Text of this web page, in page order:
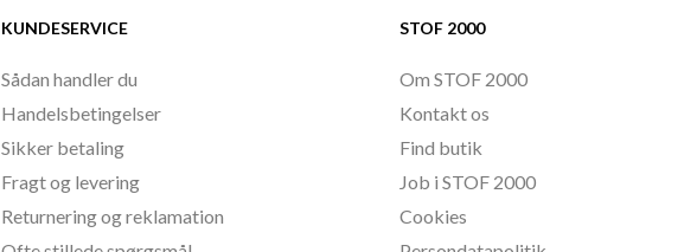
KUNDESERVICE
Sådan handler du
Handelsbetingelser
Sikker betaling
Fragt og levering
Returnering og reklamation
STOF 2000
Om STOF 2000
Kontakt os
Find butik
Job i STOF 2000
Cookies